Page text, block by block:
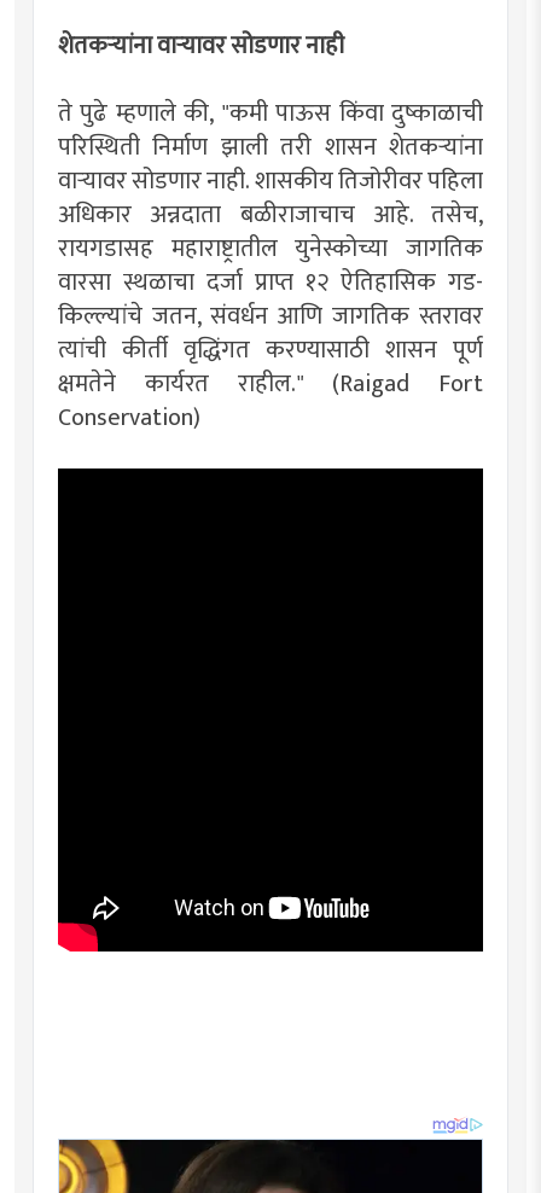
शेतकऱ्यांना वाऱ्यावर सोडणार नाही
ते पुढे म्हणाले की, "कमी पाऊस किंवा दुष्काळाची
परिस्थिती निर्माण झाली तरी शासन शेतकऱ्यांना
वाऱ्यावर सोडणार नाही. शासकीय तिजोरीवर पहिला
अधिकार अन्नदाता बळीराजाचाच आहे. तसेच,
रायगडासह महाराष्ट्रातील युनेस्कोच्या जागतिक
वारसा स्थळाचा दर्जा प्राप्त १२ ऐतिहासिक गड-
किल्ल्यांचे जतन, संवर्धन आणि जागतिक स्तरावर
त्यांची कीर्ती वृद्धिंगत करण्यासाठी शासन पूर्ण
क्षमतेने कार्यरत राहील." (Raigad Fort
Conservation)